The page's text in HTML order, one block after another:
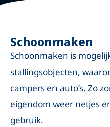
Schoonmaken
Schoonmaken is
stallingsobjecten,
campers en auto’s. Zo
eigendom weer netjes
gebruik.